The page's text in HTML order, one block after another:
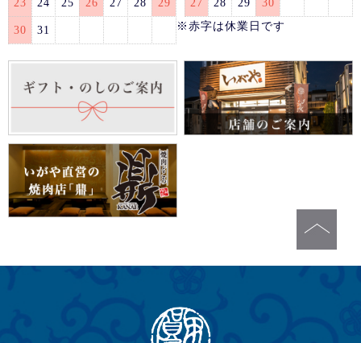
23 24 25 26 27 28 29
30 31
27 28 29
30
※赤字は休業日です